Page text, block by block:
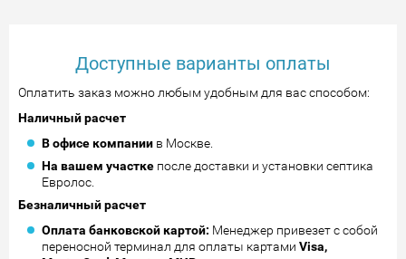
Доступные варианты оплаты
Оплатить заказ можно любым удобным для вас способом:
Наличный расчет
В офисе компании в Москве.
На вашем участке после доставки и установки септика
Евролос.
Безналичный расчет
Оплата банковской картой: Менеджер привезет с собой
переносной терминал для оплаты картами Visa,